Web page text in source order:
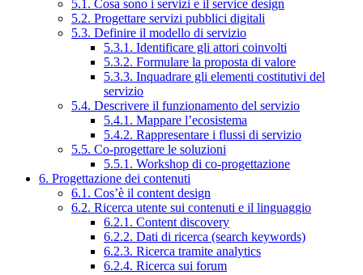
5.1. Cosa sono i servizi e il service design
5.2. Progettare servizi pubblici digitali
5.3. Definire il modello di servizio
5.3.1. Identificare gli attori coinvolti
5.3.2. Formulare la proposta di valore
5.3.3. Inquadrare gli elementi costitutivi del
servizio
5.4. Descrivere il funzionamento del servizio
5.4.1. Mappare l’ecosistema
5.4.2. Rappresentare i flussi di servizio
5.5. Co-progettare le soluzioni
5.5.1. Workshop di co-progettazione
6. Progettazione dei contenuti
6.1. Cos’è il content design
6.2. Ricerca utente sui contenuti e il linguaggio
6.2.1. Content discovery
6.2.2. Dati di ricerca (search keywords)
6.2.3. Ricerca tramite analytics
6.2.4. Ricerca sui forum